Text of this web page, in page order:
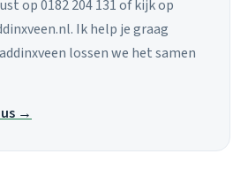
op 0182 204 131 of kijk op
Ik help je graag
lossen we het samen
→